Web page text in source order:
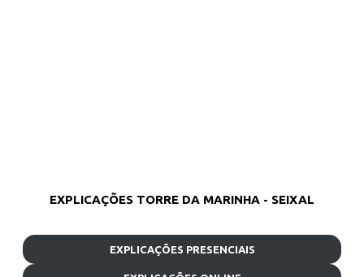
EXPLICAÇÕES TORRE DA MARINHA - SEIXAL
EXPLICAÇÕES PRESENCIAIS